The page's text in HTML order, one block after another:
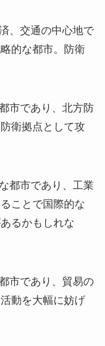
、交通の中心地で
的な都市。防衛
市であり、北方防
衛拠点として攻
都市であり、工業
ことで国際的な
るかもしれな
市であり、貿易の
動を大幅に妨げ